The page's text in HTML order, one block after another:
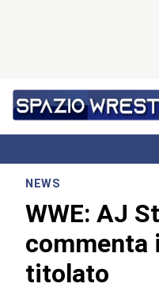
NEWS
WWE: AJ
commenta
titolato